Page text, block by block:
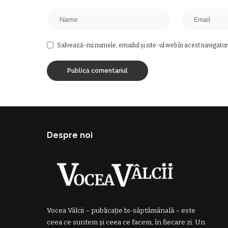
Salvează-mi numele, emailul și site-ul web în acest
Despre noi
Vocea Vâlcii – publicație bi-săptămânală – este
ceea ce suntem și ceea ce facem, în fiecare zi. Un